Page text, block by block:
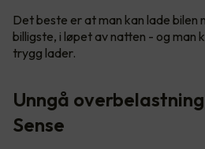
Det beste er at man kan lade bilen
billigste, i løpet av natten - og man
trygg lader.
Unngå
Sense